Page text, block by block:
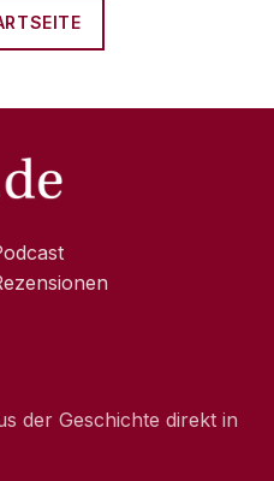
der Geschichte direkt in